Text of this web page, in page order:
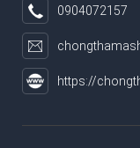
0904072157
https://